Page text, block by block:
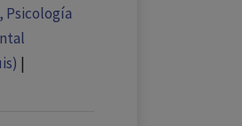
Psicología
|